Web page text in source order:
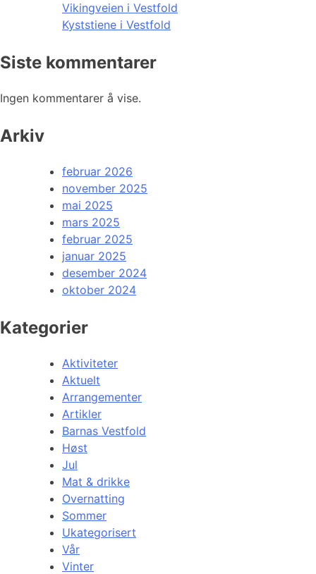
Vikingveien i Vestfold
Kyststiene i Vestfold
Siste kommentarer
Ingen kommentarer å vise.
Arkiv
februar 2026
november 2025
mai 2025
mars 2025
februar 2025
januar 2025
desember 2024
oktober 2024
Kategorier
Aktiviteter
Aktuelt
Arrangementer
Artikler
Barnas Vestfold
Høst
Jul
Mat & drikke
Overnatting
Sommer
Ukategorisert
Vår
Vinter